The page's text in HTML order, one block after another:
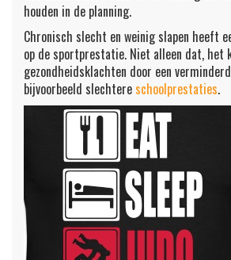
houden in de planning.
Chronisch slecht en weinig slapen heeft
op de sportprestatie. Niet alleen dat, het
gezondheidsklachten door een
bijvoorbeeld slechtereschoolprestaties.